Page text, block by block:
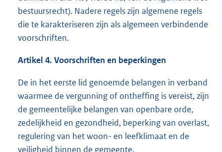
bestuursrecht). Nadere regels zijn algemene regels
die te karakteriseren zijn als algemeen verbindende
voorschriften.
Artikel 4. Voorschriften en beperkingen
De in het eerste lid genoemde belangen in verband
waarmee de vergunning of ontheffing is vereist, zijn
de gemeentelijke belangen van openbare orde,
zedelijkheid en gezondheid, beperking van overlast,
regulering van het woon- en leefklimaat en de
veiligheid binnen de gemeente.